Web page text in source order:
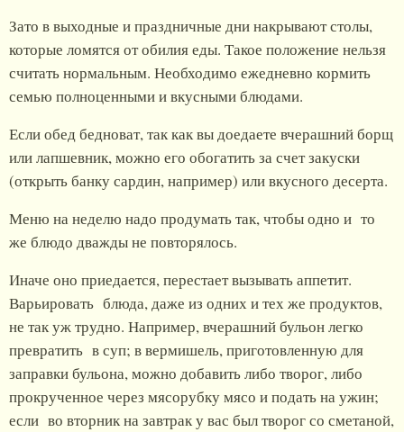
Зато в выходные и праздничные дни накрывают столы,
которые ломятся от обилия еды. Такое положение нельзя
считать нормальным. Необходимо ежедневно кормить
семью полноценными и вкусными блюдами.
Если обед бедноват, так как вы доедаете вчерашний борщ
или лапшевник, можно его обогатить за счет закуски
(открыть банку сардин, например) или вкусного десерта.
Меню на неделю надо продумать так, чтобы одно и то
же блюдо дважды не повторялось.
Иначе оно приедается, перестает вызывать аппетит.
Варьировать блюда, даже из одних и тех же продуктов,
не так уж трудно. Например, вчерашний бульон легко
превратить в суп; в вермишель, приготовленную для
заправки бульона, можно добавить либо творог, либо
прокрученное через мясорубку мясо и подать на ужин;
если во вторник на завтрак у вас был творог со сметаной,